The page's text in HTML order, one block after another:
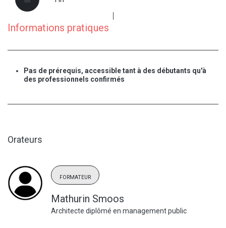
Informations pratiques
Pas de prérequis, accessible tant à des débutants qu'à
des professionnels confirmés
Orateurs
FORMATEUR
Mathurin Smoos
Architecte diplômé en management public